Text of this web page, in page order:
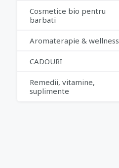
Cosmetice bio pentru
barbati
Aromaterapie & wellness
CADOURI
Remedii, vitamine,
suplimente